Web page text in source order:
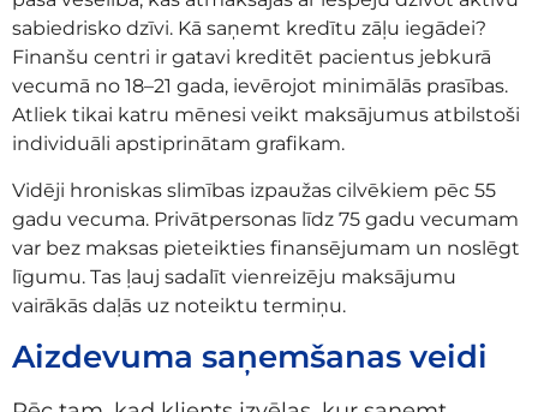
sabiedrisko dzīvi. Kā saņemt kredītu zāļu iegādei?
Finanšu centri ir gatavi kreditēt pacientus jebkurā
vecumā no 18–21 gada, ievērojot minimālās prasības.
Atliek tikai katru mēnesi veikt maksājumus atbilstoši
individuāli apstiprinātam grafikam.
Vidēji hroniskas slimības izpaužas cilvēkiem pēc 55
gadu vecuma. Privātpersonas līdz 75 gadu vecumam
var bez maksas pieteikties finansējumam un noslēgt
līgumu. Tas ļauj sadalīt vienreizēju maksājumu
vairākās daļās uz noteiktu termiņu.
Aizdevuma saņemšanas veidi